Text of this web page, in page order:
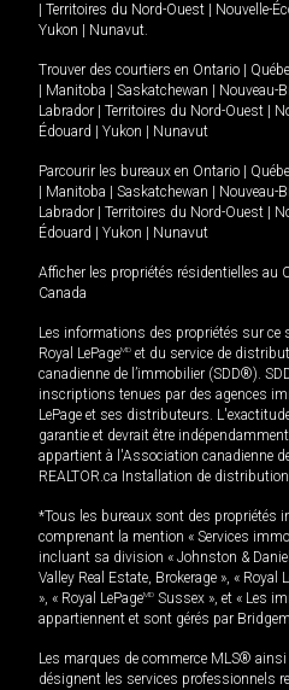
Territoires du Nord-Ouest Nouvelle-
Yukon
Nunavut.
Trouver des courtiers en Ontario
Manitoba Saskatchewan Nouveau-
Labrador
Territoires du Nord-Ouest
Édouard
Yukon Nunavut
Parcourir les bureaux en Ontario
Manitoba Saskatchewan Nouveau-
Labrador
Territoires du Nord-Ouest
Édouard
Yukon Nunavut
Afficher les propriétés résidentielles au
Canada
Les informations des propriétés sur
Royal LePageMD et du service de
canadienne de l’immobilier (SDD®).
inscriptions tenues par des agences
LePage et ses distributeurs.
garantie et devrait être
appartient à l'Association canadienne
REALTOR.ca Installation de
*Tous les bureaux sont des propriétés
comprenant la mention « Services
incluant sa division « Johnston & Daniel
Valley Real Estate, Brokerage », « Royal
», « Royal LePageMD Sussex », et « Les
appartiennent et sont gérés par
Les marques de commerce MLS®
désignent les services professionnels